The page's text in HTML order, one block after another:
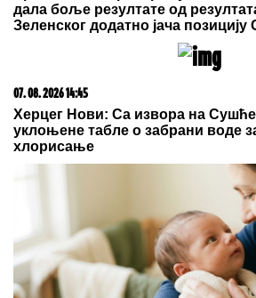
15. 07. 2026 07:44
Većina građana izgubi novac pre
letovanje - ovih 7 troškova skoro